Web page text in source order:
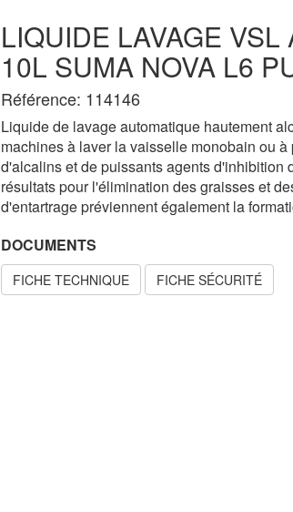
LIQUIDE LAVAGE
10L SUMA NOVA L6
Référence: 114146
Liquide de lavage automatique hautement
machines à laver la vaisselle monobain ou
d'alcalins et de puissants agents d'inhibition
résultats pour l'élimination des graisses et
d'entartrage préviennent également la
DOCUMENTS
FICHE TECHNIQUE FICHE SÉCURITÉ